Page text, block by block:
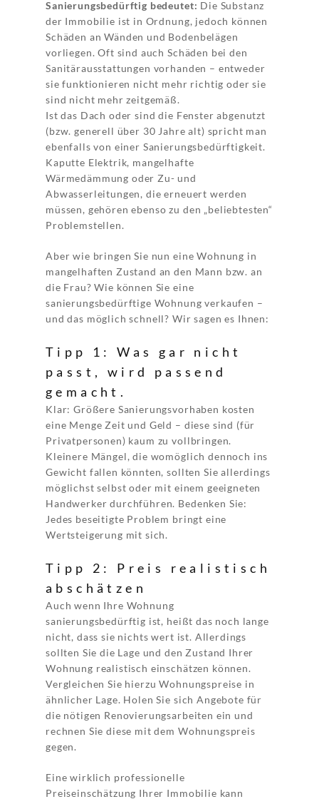
Sanierungsbedürftig bedeutet: Die Substanz
der Immobilie ist in Ordnung, jedoch können
Schäden an Wänden und Bodenbelägen
vorliegen. Oft sind auch Schäden bei den
Sanitärausstattungen vorhanden – entweder
sie funktionieren nicht mehr richtig oder sie
sind nicht mehr zeitgemäß.
Ist das Dach oder sind die Fenster abgenutzt
(bzw. generell über 30 Jahre alt) spricht man
ebenfalls von einer Sanierungsbedürftigkeit.
Kaputte Elektrik, mangelhafte
Wärmedämmung oder Zu- und
Abwasserleitungen, die erneuert werden
müssen, gehören ebenso zu den „beliebtesten“
Problemstellen.
Aber wie bringen Sie nun eine Wohnung in
mangelhaften Zustand an den Mann bzw. an
die Frau? Wie können Sie eine
sanierungsbedürftige Wohnung verkaufen –
und das möglich schnell? Wir sagen es Ihnen:
Tipp 1: Was gar nicht
passt, wird passend
gemacht.
Klar: Größere Sanierungsvorhaben kosten
eine Menge Zeit und Geld – diese sind (für
Privatpersonen) kaum zu vollbringen.
Kleinere Mängel, die womöglich dennoch ins
Gewicht fallen könnten, sollten Sie allerdings
möglichst selbst oder mit einem geeigneten
Handwerker durchführen. Bedenken Sie:
Jedes beseitigte Problem bringt eine
Wertsteigerung mit sich.
Tipp 2: Preis realistisch
abschätzen
Auch wenn Ihre Wohnung
sanierungsbedürftig ist, heißt das noch lange
nicht, dass sie nichts wert ist. Allerdings
sollten Sie die Lage und den Zustand Ihrer
Wohnung realistisch einschätzen können.
Vergleichen Sie hierzu Wohnungspreise in
ähnlicher Lage. Holen Sie sich Angebote für
die nötigen Renovierungsarbeiten ein und
rechnen Sie diese mit dem Wohnungspreis
gegen.
Eine wirklich professionelle
Preiseinschätzung Ihrer Immobilie kann